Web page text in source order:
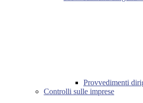
Provvedimenti
Controlli sulle imprese